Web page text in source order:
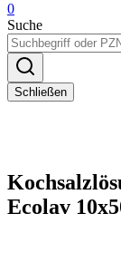
0
Suche
Schließen
Ecolav